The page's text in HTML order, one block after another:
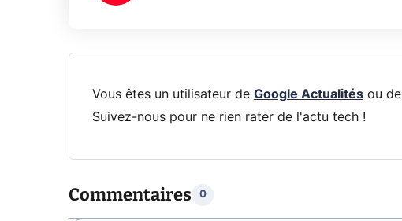
Vous êtes un utilisateur de Google Actualitésou de
Suivez-nous pour ne rien rater de l'actu tech !
Commentaires 0